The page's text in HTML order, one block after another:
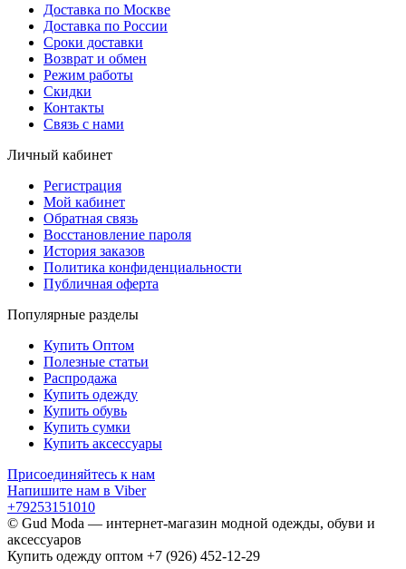
Доставка по Москве
Доставка по России
Сроки доставки
Возврат и обмен
Режим работы
Скидки
Контакты
Связь с нами
Личный кабинет
Регистрация
Мой кабинет
Обратная связь
Восстановление пароля
История заказов
Политика конфиденциальности
Публичная оферта
Популярные разделы
Купить Оптом
Полезные статьи
Распродажа
Купить одежду
Купить обувь
Купить сумки
Купить аксессуары
Присоединяйтесь к нам
Напишите нам в Viber
+79253151010
© Gud Moda — интернет-магазин модной одежды, обуви и
аксессуаров
Купить одежду оптом +7 (926) 452-12-29